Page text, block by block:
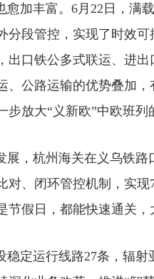
丰富。6月22日，满载
分段管控，实现了时效
出口铁公多式联运、进
、公路运输的优势叠加
放大“义新欧”中欧班列
，杭州海关在义乌铁路
对、闭环管控机制，实
假日，都能快速通关，
定运行线路27条，辐射